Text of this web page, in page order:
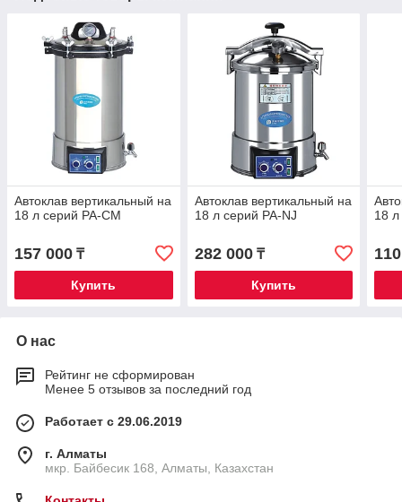
Автоклав вертикальный на
18 л серий PA-CM
157 000 ₸
Купить
Автоклав вертикальный на
18 л серий PA-NJ
282 000₸
Купить
18 л
О нас
Рейтинг не сформирован
Менее 5 отзывов за последний год
Работает с 29.06.2019
г. Алматы
мкр. Байбесик 168, Алматы, Казахстан